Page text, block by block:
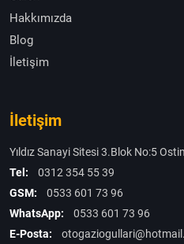
Hakkımızda
Blog
İletişim
İletişim
Yıldız Sanayi Sitesi 3.Blok No:5
Tel:
0312 354 55 39
GSM:
0533 601 73 96
WhatsApp:
0533 601 73 96
E-Posta: